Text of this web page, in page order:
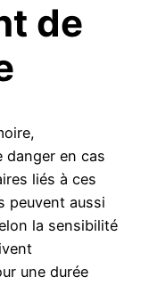
de
danger en cas
liés à ces
peuvent aussi
la sensibilité
une durée